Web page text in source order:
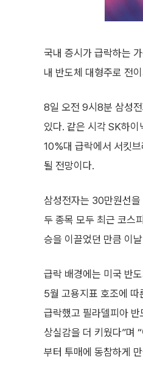
국내 증시가 급락하는
내 반도체 대형주로 전
8일 오전 9시8분 삼성
있다. 같은 시각 SK하
10%대 급락에서 서킷
될 전망이다.
삼성전자는 30만원선
두 종목 모두 최근 코스
승을 이끌었던 만큼 이
급락 배경에는 미국 반
5월 고용지표 호조에
급락했고 필라델피아
상실감을 더 키웠다”며
부터 투매에 동참하게